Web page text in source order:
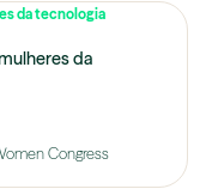
da
Congress